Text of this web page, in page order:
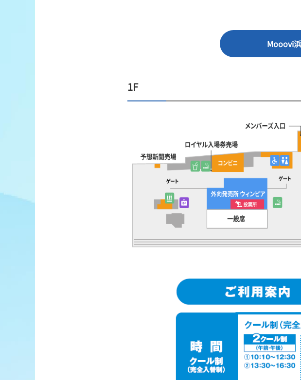
Mooovi
1F